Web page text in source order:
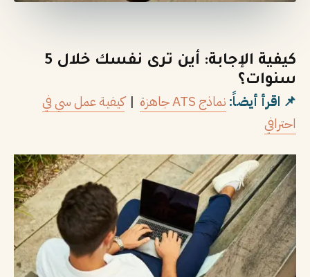
كيفية الإجابة: أين ترى نفسك خلال 5
سنوات؟
📌 اقرأ أيضاً: نماذج ATS جاهزة |كيفية عمل سي في
احترافي